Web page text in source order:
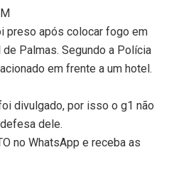
preso após colocar fogo em
Palmas. Segundo a Polícia
em frente a um hotel.
divulgado, por isso o g1 não
dele.
no WhatsApp e receba as